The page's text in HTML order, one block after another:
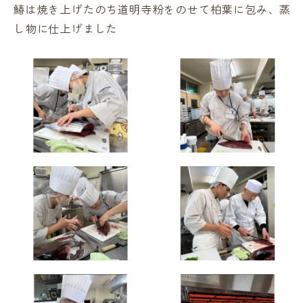
鰆は焼き上げたのち道明寺粉をのせて柏葉に包み、蒸
し物に仕上げました